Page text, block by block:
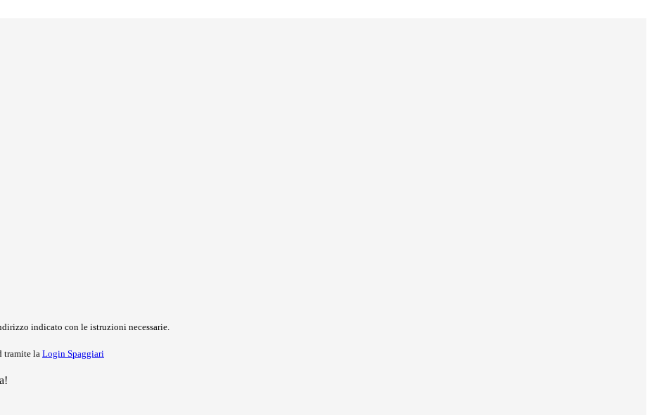
indicato con le istruzioni necessarie.
tramite la Login Spaggiari